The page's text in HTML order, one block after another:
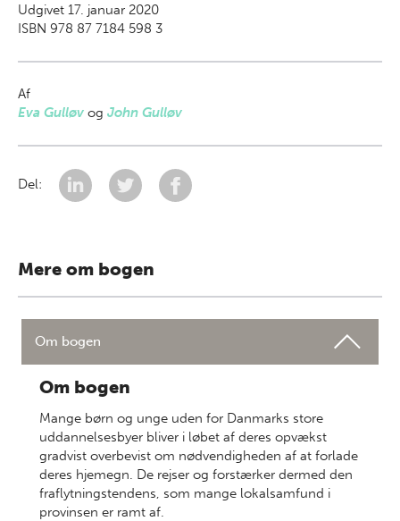
Udgivet 17. januar 2020
ISBN 978 87 7184 598 3
Af
Eva Gulløv og John Gulløv
Del:
Mere om bogen
Om bogen
Om bogen
Mange børn og unge uden for Danmarks store
uddannelsesbyer bliver i løbet af deres opvækst
gradvist overbevist om nødvendigheden af at forlade
deres hjemegn. De rejser og forstærker dermed den
fraflytningstendens, som mange lokalsamfund i
provinsen er ramt af.